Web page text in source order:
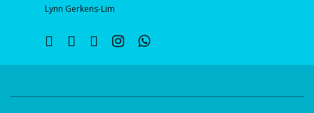
Lynn Gerkens-Lim
twitter facebooklinkedininstagramwhatsapp